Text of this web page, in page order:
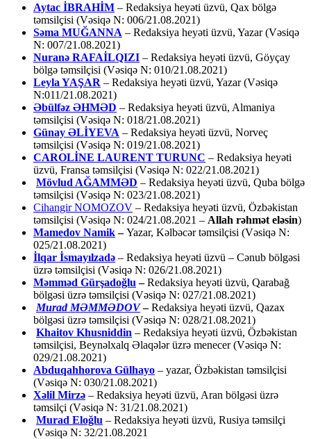
Aytac İBRAHİM – Redaksiya heyəti üzvü, Qax bölgə
təmsilçisi (Vəsiqə N: 006/21.08.2021)
Səma MUĞANNA – Redaksiya heyəti üzvü, Yazar (Vəsiqə
N: 007/21.08.2021)
Nuranə RAFAİLQIZI – Redaksiya heyəti üzvü, Göyçay
bölgə təmsilçisi (Vəsiqə N: 010/21.08.2021)
Leyla YAŞAR – Redaksiya heyəti üzvü, Yazar (Vəsiqə
N:011/21.08.2021)
Əbülfəz ƏHMƏD – Redaksiya heyəti üzvü, Almaniya
təmsilçisi (Vəsiqə N: 018/21.08.2021)
Günay ƏLİYEVA – Redaksiya heyəti üzvü, Norveç
təmsilçisi (Vəsiqə N: 019/21.08.2021)
CAROLİNE LAURENT TURUNC – Redaksiya heyəti
üzvü, Fransa təmsilçisi (Vəsiqə N: 022/21.08.2021)
Mövlud AĞAMMƏD – Redaksiya heyəti üzvü, Quba bölgə
təmsilçisi (Vəsiqə N: 023/21.08.2021)
Cihangir NOMOZOV – Redaksiya heyəti üzvü, Özbəkistan
təmsilçisi (Vəsiqə N: 024/21.08.2021 – Allah rəhmət eləsin)
Mamedov Namik–Yazar, Kəlbəcər təmsilçisi (Vəsiqə N:
025/21.08.2021)
İlqar İsmayılzadə – Redaksiya heyəti üzvü – Cənub bölgəsi
üzrə təmsilçisi (Vəsiqə N: 026/21.08.2021)
Məmməd Gürşadoğlu –Redaksiya heyəti üzvü, Qarabağ
bölgəsi üzrə təmsilçisi (Vəsiqə N: 027/21.08.2021)
Murad MƏMMƏDOV –Redaksiya heyəti üzvü, Qazax
bölgəsi üzrə təmsilçisi (Vəsiqə N: 028/21.08.2021)
Khaitov Khusniddin – Redaksiya heyəti üzvü, Özbəkistan
təmsilçisi, Beynəlxalq Əlaqələr üzrə menecer (Vəsiqə N:
029/21.08.2021)
Abduqahhorova Gülhayo – yazar, Özbəkistan təmsilçisi
(Vəsiqə N: 030/21.08.2021)
Xəlil Mirzə – Redaksiya heyəti üzvü, Aran bölgəsi üzrə
təmsilçi (Vəsiqə N: 31/21.08.2021)
Murad Eloğlu – Redaksiya heyəti üzvü, Rusiya təmsilçi
(Vəsiqə N: 32/21.08.2021